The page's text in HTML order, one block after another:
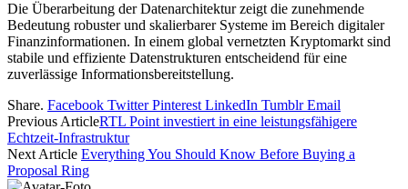
Die Überarbeitung der Datenarchitektur zeigt die zunehmende
Bedeutung robuster und skalierbarer Systeme im Bereich digitaler
Finanzinformationen. In einem global vernetzten Kryptomarkt sind
stabile und effiziente Datenstrukturen entscheidend für eine
zuverlässige Informationsbereitstellung.
Share. Facebook Twitter Pinterest LinkedIn Tumblr Email
Previous ArticleRTL Point investiert in eine leistungsfähigere
Echtzeit-Infrastruktur
Next Article Everything You Should Know Before Buying a
Proposal Ring